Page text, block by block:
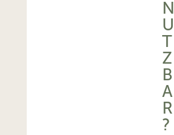
N
U
T
Z
B
A
R
?